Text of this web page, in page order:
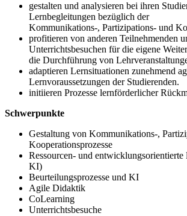
gestalten und analysieren bei ihren
Lernbegleitungen bezüglich der
Kommunikations-, Partizipations- und
profitieren von anderen Teilnehmenden
Unterrichtsbesuchen für die eigene
die Durchführung von
adaptieren Lernsituationen zunehmend
Lernvoraussetzungen der Studierenden.
initiieren Prozesse lernförderlicher
Schwerpunkte
Gestaltung von Kommunikations-,
Kooperationsprozesse
Ressourcen- und
KI)
Beurteilungsprozesse und KI
Agile Didaktik
CoLearning
Unterrichtsbesuche